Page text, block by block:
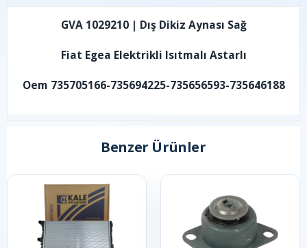
GVA 1029210 | Dış Dikiz Aynası Sağ
Fiat Egea Elektrikli Isıtmalı Astarlı
Oem 735705166-735694225-735656593-735646188
Benzer Ürünler